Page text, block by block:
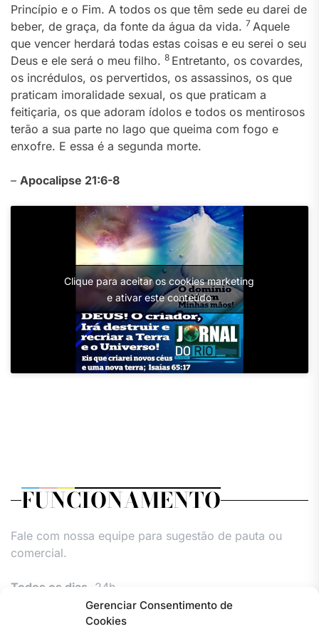
Gerenciar Consentimento de
Cookies
Princípio e o Fim. A todos os que têm sede eu darei de
beber, de graça, da fonte da água da vida. 7 Aquele
que vencer herdará todas estas coisas e eu serei o seu
Deus e ele será o meu filho. 8 Entretanto, os covardes,
os incrédulos, os pervertidos, os assassinos, os que
praticam imoralidade sexual, os que praticam a
feitiçaria, os que adoram ídolos e todos os mentirosos
terão a sua parte no lago que queima com fogo e
enxofre. E essa é a segunda morte.
– Apocalipse 21:6-8
Clique para aceitar os cookies marketing
e ativar este conteúdo
FUNCIONAMENTO
Fale com nossa equipe para sugestão de pauta ou
comercial.
Todos os dias, 24h.